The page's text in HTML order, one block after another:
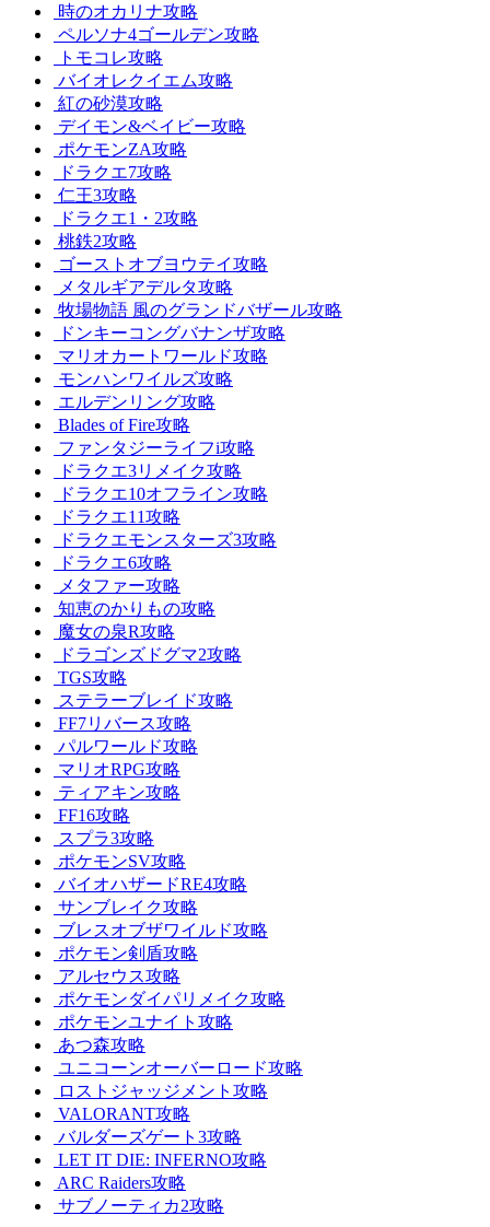
時のオカリナ攻略
ペルソナ4ゴールデン攻略
トモコレ攻略
バイオレクイエム攻略
紅の砂漠攻略
デイモン&ベイビー攻略
ポケモンZA攻略
ドラクエ7攻略
仁王3攻略
ドラクエ1・2攻略
桃鉄2攻略
ゴーストオブヨウテイ攻略
メタルギアデルタ攻略
牧場物語 風のグランドバザール攻略
ドンキーコングバナンザ攻略
マリオカートワールド攻略
モンハンワイルズ攻略
エルデンリング攻略
Blades of Fire攻略
ファンタジーライフi攻略
ドラクエ3リメイク攻略
ドラクエ10オフライン攻略
ドラクエ11攻略
ドラクエモンスターズ3攻略
ドラクエ6攻略
メタファー攻略
知恵のかりもの攻略
魔女の泉R攻略
ドラゴンズドグマ2攻略
TGS攻略
ステラーブレイド攻略
FF7リバース攻略
パルワールド攻略
マリオRPG攻略
ティアキン攻略
FF16攻略
スプラ3攻略
ポケモンSV攻略
バイオハザードRE4攻略
サンブレイク攻略
ブレスオブザワイルド攻略
ポケモン剣盾攻略
アルセウス攻略
ポケモンダイパリメイク攻略
ポケモンユナイト攻略
あつ森攻略
ユニコーンオーバーロード攻略
ロストジャッジメント攻略
VALORANT攻略
バルダーズゲート3攻略
LET IT DIE: INFERNO攻略
ARC Raiders攻略
サブノーティカ2攻略